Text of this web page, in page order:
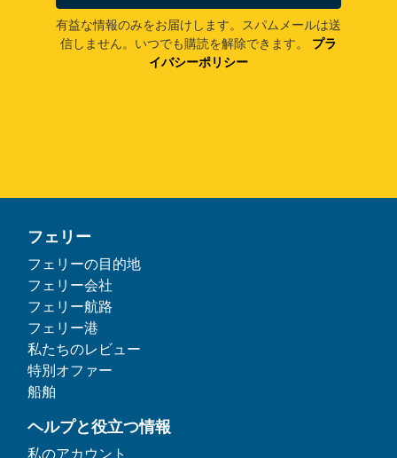
有益な情報のみをお届けします。スパムメールは送
信しません。いつでも購読を解除できます。
プラ
イバシーポリシー
フェリー
フェリーの目的地
フェリー会社
フェリー航路
フェリー港
私たちのレビュー
特別オファー
船舶
ヘルプと役立つ情報
私のアカウント